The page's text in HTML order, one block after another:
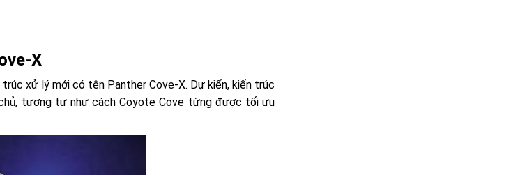
X
xử lý mới có tên Panther Cove-X. Dự kiến, kiến trúc
tương tự như cách Coyote Cove từng được tối ưu